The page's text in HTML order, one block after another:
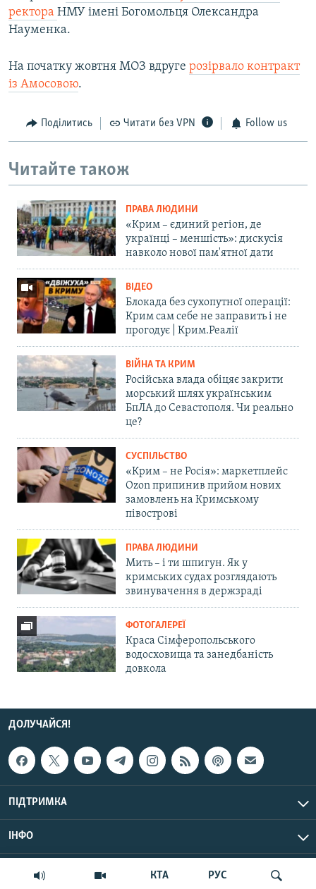
КТА РУС
ректора НМУ імені Богомольця Олександра
Науменка.
На початку жовтня МОЗ вдруге розірвало контракт
із Амосовою.
Поділитись Читати без VPN Follow us
Читайте також
ПРАВА ЛЮДИНИ
«Крим – єдиний регіон, де
українці – меншість»: дискусія
навколо нової пам'ятної дати
ВІДЕО
Блокада без сухопутної операції:
Крим сам себе не заправить і не
прогодує | Крим.Реалії
ВІЙНА ТА КРИМ
Російська влада обіцяє закрити
морський шлях українським
БпЛА до Севастополя. Чи реально
це?
СУСПІЛЬСТВО
«Крим – не Росія»: маркетплейс
Ozon припинив прийом нових
замовлень на Кримському
півострові
ПРАВА ЛЮДИНИ
Мить – і ти шпигун. Як у
кримських судах розглядають
звинувачення в держзраді
ФОТОГАЛЕРЕЇ
Краса Сімферопольського
водосховища та занедбаність
довкола
ДОЛУЧАЙСЯ!
ПІДТРИМКА
ІНФО
© Крим.Реалії, 2026 | Усі права застережено.